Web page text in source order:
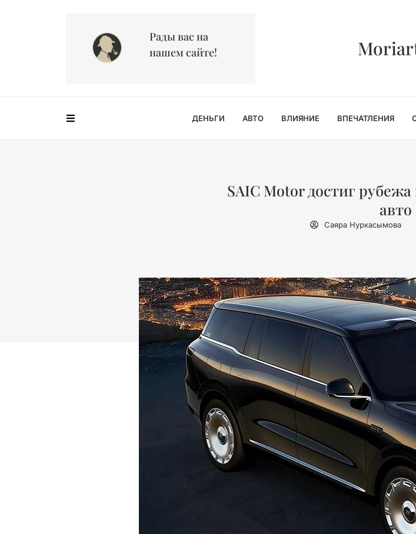
Рады вас на
нашем сайте!
ДЕНЬГИ АВТО ВЛИЯНИЕ ВПЕЧАТЛЕНИЯ
SAIC Motor достиг
авто
Саяра Нуркасымова